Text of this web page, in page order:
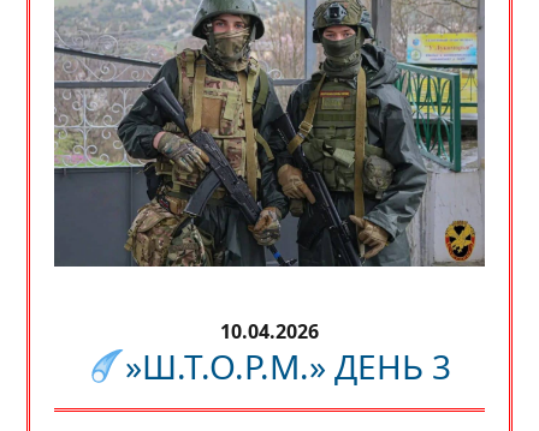
10.04.2026
»Ш.Т.О.Р.М.» ДЕНЬ 3